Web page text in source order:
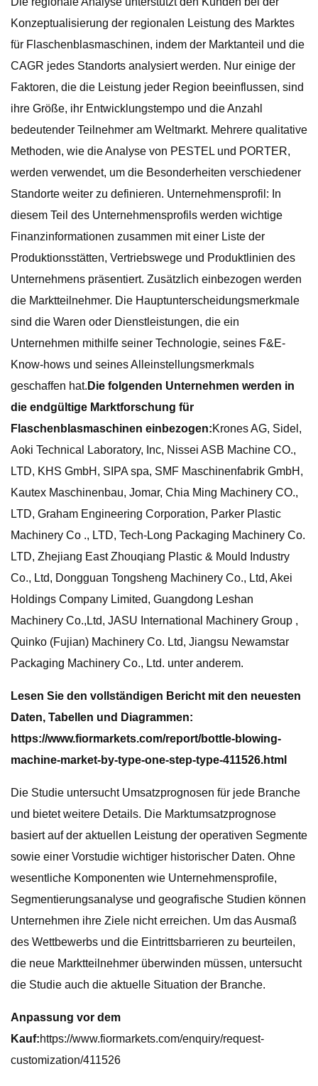
Konzeptualisierung der regionalen Leistung des Marktes
für Flaschenblasmaschinen, indem der Marktanteil und die
CAGR jedes Standorts analysiert werden. Nur einige der
Faktoren, die die Leistung jeder Region beeinflussen, sind
ihre Größe, ihr Entwicklungstempo und die Anzahl
bedeutender Teilnehmer am Weltmarkt. Mehrere qualitative
Methoden, wie die Analyse von PESTEL und PORTER,
werden verwendet, um die Besonderheiten verschiedener
Standorte weiter zu definieren. Unternehmensprofil: In
diesem Teil des Unternehmensprofils werden wichtige
Finanzinformationen zusammen mit einer Liste der
Produktionsstätten, Vertriebswege und Produktlinien des
Unternehmens präsentiert. Zusätzlich einbezogen werden
die Marktteilnehmer. Die Hauptunterscheidungsmerkmale
sind die Waren oder Dienstleistungen, die ein
Unternehmen mithilfe seiner Technologie, seines F&E-
Know-hows und seines Alleinstellungsmerkmals
geschaffen hat. Die folgenden Unternehmen werden in
die endgültige Marktforschung für
Flaschenblasmaschinen einbezogen:Krones AG, Sidel,
Aoki Technical Laboratory, Inc, Nissei ASB Machine CO.,
LTD, KHS GmbH, SIPA spa, SMF Maschinenfabrik GmbH,
Kautex Maschinenbau, Jomar, Chia Ming Machinery CO.,
LTD, Graham Engineering Corporation, Parker Plastic
Machinery Co ., LTD, Tech-Long Packaging Machinery Co.
LTD, Zhejiang East Zhouqiang Plastic & Mould Industry
Co., Ltd, Dongguan Tongsheng Machinery Co., Ltd, Akei
Holdings Company Limited, Guangdong Leshan
Machinery Co.,Ltd, JASU International Machinery Group ,
Quinko (Fujian) Machinery Co. Ltd, Jiangsu Newamstar
Packaging Machinery Co., Ltd. unter anderem.
Lesen Sie den vollständigen Bericht mit den neuesten
Daten, Tabellen und Diagrammen:
https://www.fiormarkets.com/report/bottle-blowing-
machine-market-by-type-one-step-type-411526.html
Die Studie untersucht Umsatzprognosen für jede Branche
und bietet weitere Details. Die Marktumsatzprognose
basiert auf der aktuellen Leistung der operativen Segmente
sowie einer Vorstudie wichtiger historischer Daten. Ohne
wesentliche Komponenten wie Unternehmensprofile,
Segmentierungsanalyse und geografische Studien können
Unternehmen ihre Ziele nicht erreichen. Um das Ausmaß
des Wettbewerbs und die Eintrittsbarrieren zu beurteilen,
die neue Marktteilnehmer überwinden müssen, untersucht
die Studie auch die aktuelle Situation der Branche.
Anpassung vor dem
Kauf:https://www.fiormarkets.com/enquiry/request-
customization/411526